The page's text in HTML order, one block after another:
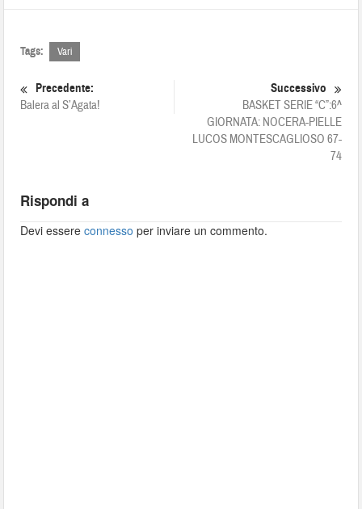
Tags: Vari
Precedente:
Balera al S’Agata!
Successivo
BASKET SERIE “C”:6^
GIORNATA: NOCERA-PIELLE
LUCOS MONTESCAGLIOSO 67-
74
Rispondi a
Devi essereconnesso per inviare un commento.